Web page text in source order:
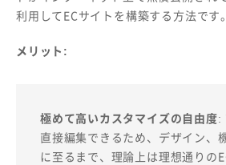
利用してECサイトを構築する方法です。
メリット:
極めて高いカスタマイズの自由度:
直接編集できるため、デザイン、
に至るまで、理論上は理想通りの